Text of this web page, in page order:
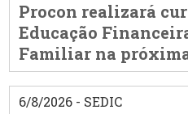
Procon realizará
Educação
Familiar na
6/8/2026 - SEDIC